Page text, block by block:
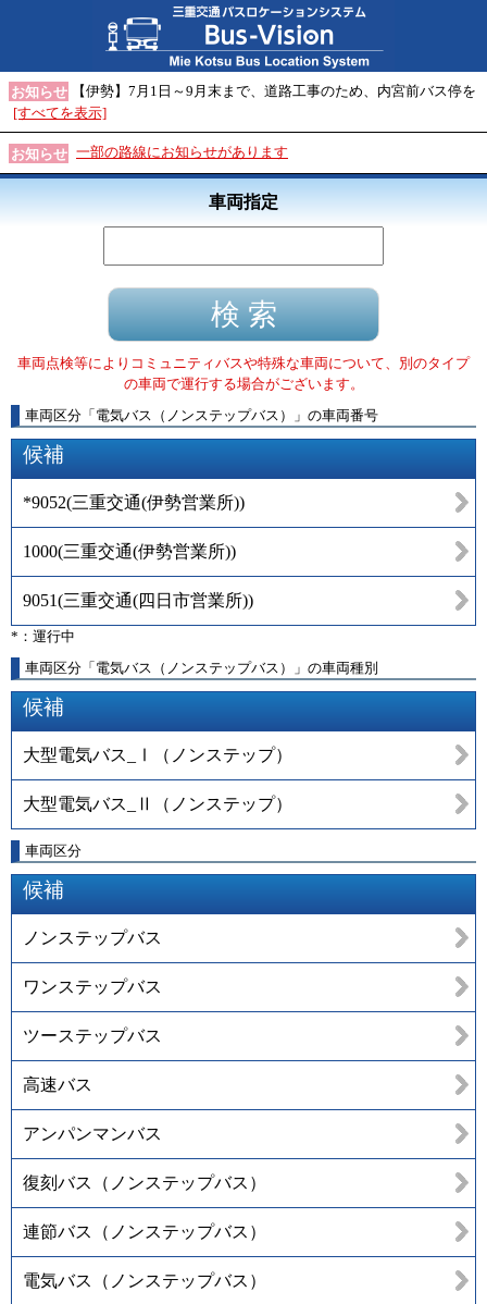
お知らせ
【伊勢】7月1日～9月末まで、道路工事のため、内宮前バス停を
[すべてを表示]
お知らせ 一部の路線にお知らせがあります
車両指定
車両点検等によりコミュニティバスや特殊な車両について、別のタイプ
の車両で運行する場合がございます。
車両区分 「 電気バス（ノンステップバス） 」 の車両番号
候補
*9052(三重交通(伊勢営業所))
1000(三重交通(伊勢営業所))
9051(三重交通(四日市営業所))
*：運行中
車両区分「電気バス（ノンステップバス）」の車両種別
候補
大型電気バス_Ⅰ（ノンステップ）
大型電気バス_Ⅱ（ノンステップ）
車両区分
候補
ノンステップバス
ワンステップバス
ツーステップバス
高速バス
アンパンマンバス
復刻バス（ノンステップバス）
連節バス（ノンステップバス）
電気バス（ノンステップバス）